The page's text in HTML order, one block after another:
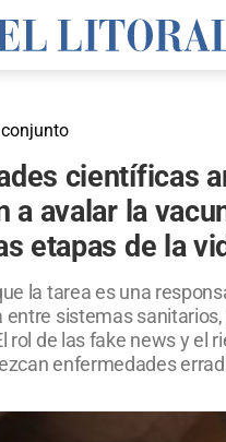
científicas
a avalar la
etapas de la
la tarea es una
entre sistemas
rol de las fake news y el
enfermedades